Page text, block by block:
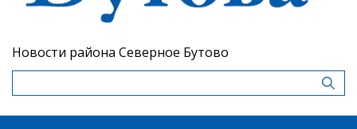
Новости района Северное Бутово